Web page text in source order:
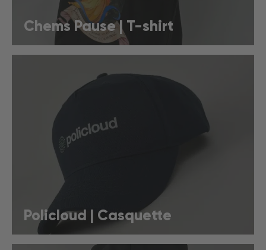
Chems Pause | T-shirt
Policloud | Casquette